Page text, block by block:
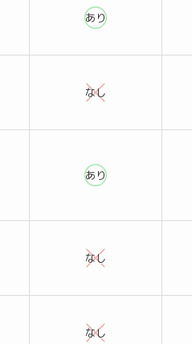
あり
なし
あり
なし
なし